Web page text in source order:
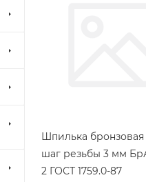
Шпилька
шаг резьбы 3 мм
2 ГОСТ 1759.0-87